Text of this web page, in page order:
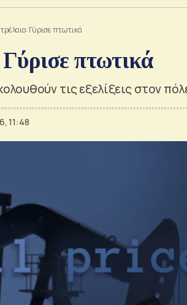
Γύρισε πτωτικά
πτωτικά
τις εξελίξεις στον
11:48